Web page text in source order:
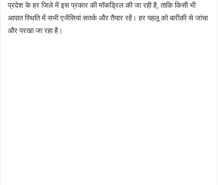
प्रदेश के हर जिले में इस प्रकार की मॉकड्रिल की जा रही है, ताकि किसी भी
आपात स्थिति में सभी एजेंसियां सतर्क और तैयार रहें। हर पहलू को बारीकी से जांचा
और परखा जा रहा है।